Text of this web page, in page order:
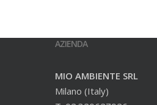
AZIENDA
MIO AMBIENTE SRL
Milano (Italy)